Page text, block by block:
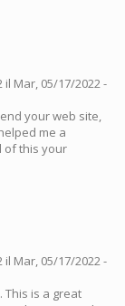
il Mar, 05/17/2022 -
your web site,
me a
of this your
il Mar, 05/17/2022 -
is a great